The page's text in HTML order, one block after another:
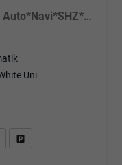
Black Line 1.6 T-GDi HEV AT Android Auto*Navi*SHZ*Kamera*2Z Klimaauto*
Uni
anfordern (PDF)
Fahrzeug parken